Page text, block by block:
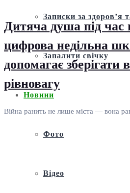
Записки за здоров’я
Запалити свічку
Новини
Фото
Відео
Дитяча душа під час
цифрова недільна
допомагає зберігати
рівновагу
Війна ранить не лише міста — вона